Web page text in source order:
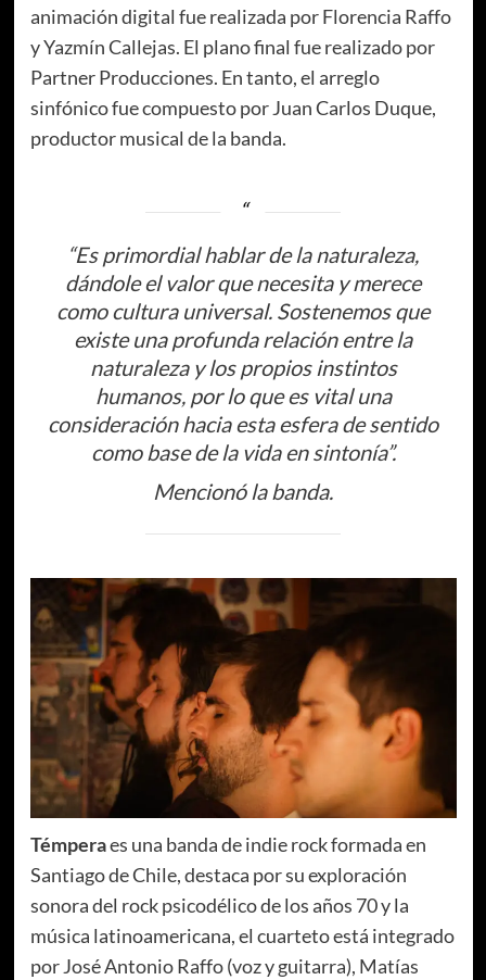
animación digital fue realizada por Florencia Raffo
y Yazmín Callejas. El plano final fue realizado por
Partner Producciones. En tanto, el arreglo
sinfónico fue compuesto por Juan Carlos Duque,
productor musical de la banda.
“Es primordial hablar de la naturaleza,
dándole el valor que necesita y merece
como cultura universal. Sostenemos que
existe una profunda relación entre la
naturaleza y los propios instintos
humanos, por lo que es vital una
consideración hacia esta esfera de sentido
como base de la vida en sintonía”.
Mencionó la banda.
Témperaes una banda de indie rock formada en
Santiago de Chile, destaca por su exploración
sonora del rock psicodélico de los años 70 y la
música latinoamericana, el cuarteto está integrado
por José Antonio Raffo (voz y guitarra), Matías